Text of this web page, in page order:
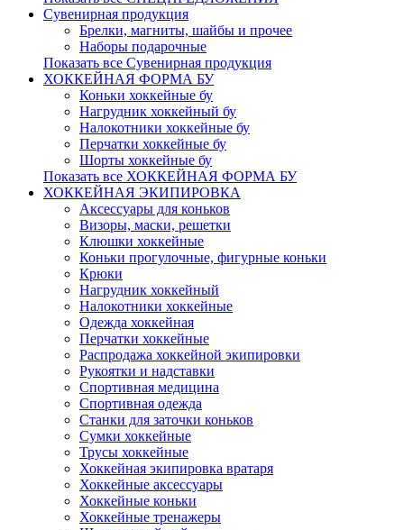
Сувенирная продукция
Брелки, магниты, шайбы и прочее
Наборы подарочные
Показать все Сувенирная продукция
ХОККЕЙНАЯ ФОРМА БУ
Коньки хоккейные бу
Нагрудник хоккейный бу
Налокотники хоккейные бу
Перчатки хоккейные бу
Шорты хоккейные бу
Показать все ХОККЕЙНАЯ ФОРМА БУ
ХОККЕЙНАЯ ЭКИПИРОВКА
Аксессуары для коньков
Визоры, маски, решетки
Клюшки хоккейные
Коньки прогулочные, фигурные коньки
Крюки
Нагрудник хоккейный
Налокотники хоккейные
Одежда хоккейная
Перчатки хоккейные
Распродажа хоккейной экипировки
Рукоятки и надставки
Спортивная медицина
Спортивная одежда
Станки для заточки коньков
Сумки хоккейные
Трусы хоккейные
Хоккейная экипировка вратаря
Хоккейные аксессуары
Хоккейные коньки
Хоккейные тренажеры